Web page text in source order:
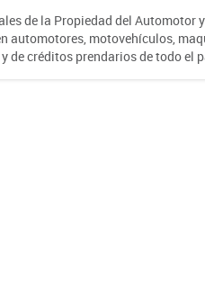
de la Propiedad del Automotor
automotores, motovehículos,
de créditos prendarios de todo el